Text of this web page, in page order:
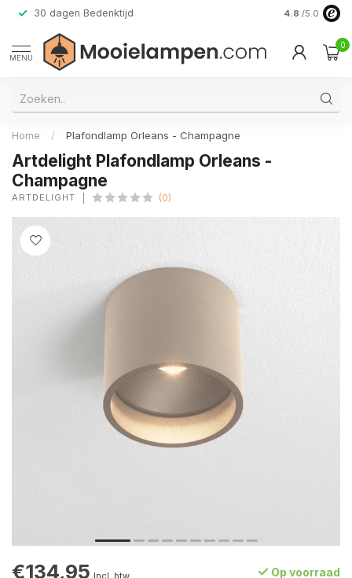
30 dagen Bedenktijd Verzending
4.8 /5.0
MENU
0
Home / Plafondlamp Orleans - Champagne
Artdelight Plafondlamp Orleans -
Champagne
ARTDELIGHT (0)
€134,95 Incl. btw Op voorraad